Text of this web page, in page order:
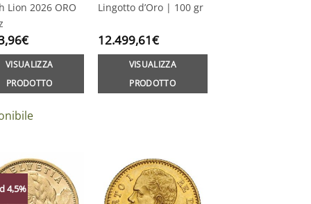
Lion 2026 ORO
€
VISUALIZZA
PRODOTTO
Lingotto d’Oro | 100 gr
12.499,61€
VISUALIZZA
PRODOTTO
4,5%